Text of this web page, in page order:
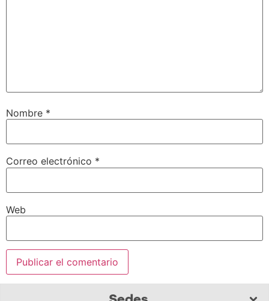
Nombre *
Correo electrónico *
Web